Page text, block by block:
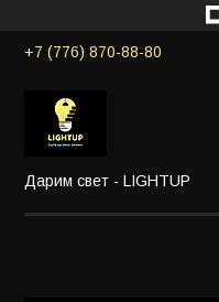
+7 (776) 870-88-80
Дарим свет - LIGHTUP